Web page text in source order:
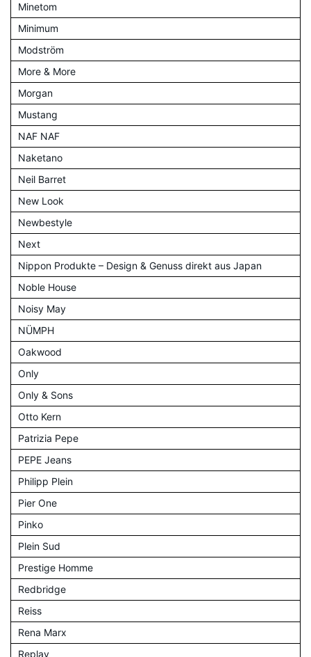
Minetom
Minimum
Modström
More & More
Morgan
Mustang
NAF NAF
Naketano
Neil Barret
New Look
Newbestyle
Next
Nippon Produkte – Design & Genuss direkt aus Japan
Noble House
Noisy May
NÜMPH
Oakwood
Only
Only & Sons
Otto Kern
Patrizia Pepe
PEPE Jeans
Philipp Plein
Pier One
Pinko
Plein Sud
Prestige Homme
Redbridge
Reiss
Rena Marx
Replay